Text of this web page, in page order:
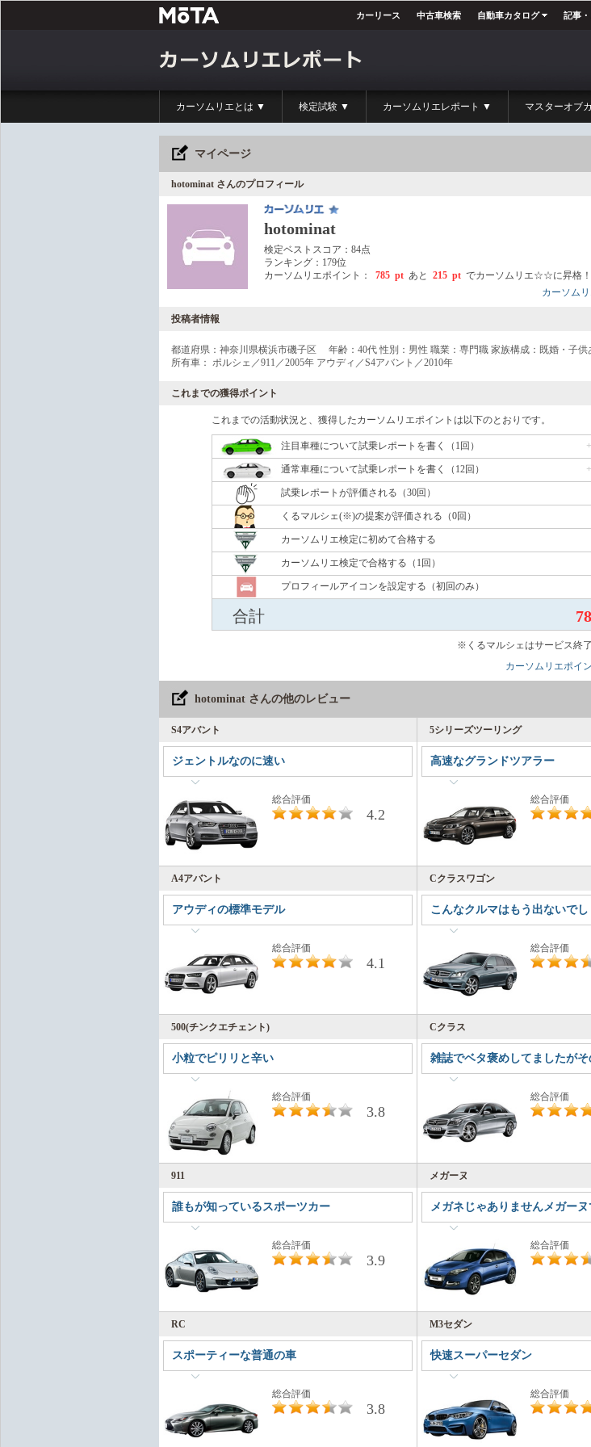
カーリース 中古車検索 自動車カタログ 記事
カーソムリエとは ▼ 検定試験 ▼ カーソムリエレポート ▼ マスターオブ
マイページ
hotominat さんのプロフィール
hotominat
検定ベストスコア：84点
ランキング：179位
カーソムリエポイント： 785 pt あと 215 pt でカーソムリエ☆☆に昇格！
カーソム
投稿者情報
都道府県：神奈川県横浜市磯子区 年齢：40代 性別：男性 職業：専門職 家族構成：既婚・子供
所有車： ポルシェ／911／2005年 アウディ／S4アバント／2010年
これまでの獲得ポイント
これまでの活動状況と、獲得したカーソムリエポイントは以下のとおりです。
注目車種について試乗レポートを書く（1回）
通常車種について試乗レポートを書く（12回）
試乗レポートが評価される（30回）
くるマルシェ(※)の提案が評価される（0回）
カーソムリエ検定に初めて合格する
カーソムリエ検定で合格する（1回）
プロフィールアイコンを設定する（初回のみ）
合計
※くるマルシェはサービス終
カーソムリエポイ
hotominat さんの他のレビュー
S4アバント
ジェントルなのに速い
総合評価
4.2
5シリーズツーリング
高速なグランドツアラー
総合評価
A4アバント
アウディの標準モデル
総合評価
4.1
Cクラスワゴン
こんなクルマはもう出ないでし
総合評価
500(チンクエチェント)
小粒でピリリと辛い
総合評価
3.8
Cクラス
雑誌でベタ褒めしてましたが
総合評価
911
誰もが知っているスポーツカー
総合評価
3.9
メガーヌ
メガネじゃありませんメガーヌ
総合評価
RC
スポーティーな普通の車
総合評価
3.8
M3セダン
快速スーパーセダン
総合評価